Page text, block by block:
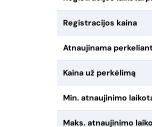
Registracijos kaina
Atnaujinama
Kaina už perkėlimą
Min. atnaujinimo
Maks. atnaujinimo